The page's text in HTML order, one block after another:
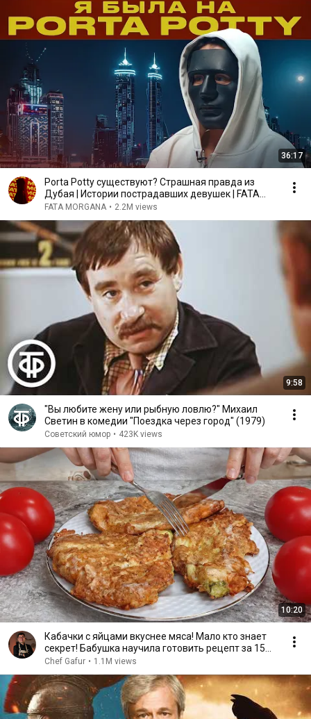
36:17
Porta Potty существуют? Страшная правда из
Дубая | Истории пострадавших девушек | FATA
MORGANA
FATA MORGANA • 2.2M views
9:58
"Вы любите жену или рыбную ловлю?" Михаил
Светин в комедии "Поездка через город" (1979)
Советский юмор • 423K views
10:20
Кабачки с яйцами вкуснее мяса! Мало кто знает
секрет! Бабушка научила готовить рецепт за 15
минут
Chef Gafur • 1.1M views